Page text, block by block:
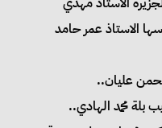
الاستاذ عمر حامد